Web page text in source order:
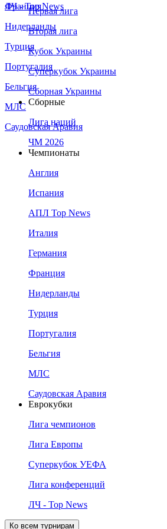
Франция
Нидерланды
Турция
Португалия
Бельгия
МЛС
Саудовская Аравия
ЛЧ - Top News
Первая лига
Вторая лига
Кубок Украины
Суперкубок Украины
Сборная Украины
Сборные
Лига наций
ЧМ 2026
Чемпионаты
Англия
Испания
АПЛ Top News
Италия
Германия
Франция
Нидерланды
Турция
Португалия
Бельгия
МЛС
Саудовская Аравия
Еврокубки
Лига чемпионов
Лига Европы
Суперкубок УЕФА
Лига конференций
ЛЧ - Top News
Ко всем турнирам